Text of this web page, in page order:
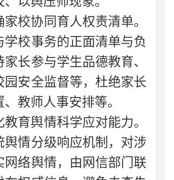
校协同育人权责清单。
学校事务的正面清单与负
长参与学生品德教育、
园安全监督等，杜绝家长
教师人事安排等。
教育舆情科学应对能力。
舆情分级响应机制，对涉
网络舆情，由网信部门联